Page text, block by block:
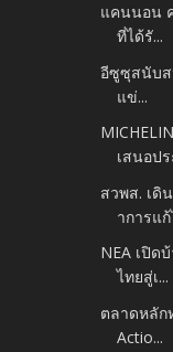
แคนนอน
ที่ได้รั...
อีซูซุสนับส
แข่...
เสนอป
สวพส. เดิ
าการแก้
NEA เปิด
ไทยสู่เ...
ตลาดหลัก
Actio...